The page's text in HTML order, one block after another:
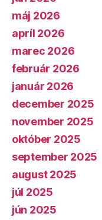
máj 2026
apríl 2026
marec 2026
február 2026
január 2026
december 2025
november 2025
október 2025
september 2025
august 2025
júl 2025
jún 2025